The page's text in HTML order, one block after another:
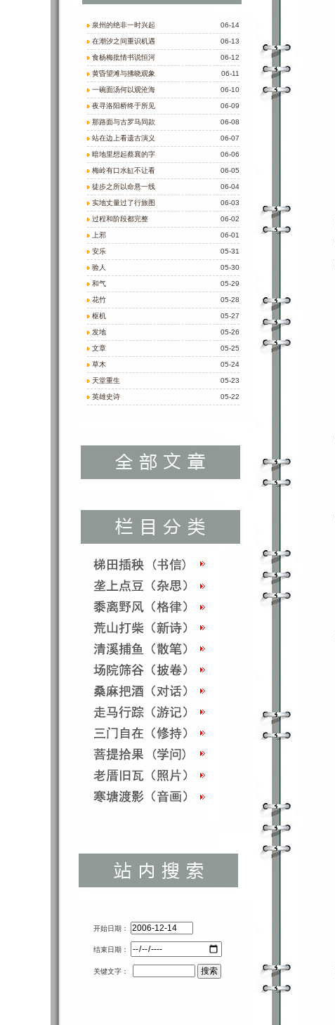
06-14
泉州的绝非一时兴起
06-13
在潮汐之间重识机遇
06-12
食杨梅批情书说恒河
06-11
黄昏望滩与拂晓观象
06-10
一碗面汤何以观沧海
06-09
夜寻洛阳桥终于所见
06-08
那路面与古罗马同款
06-07
站在边上看遗古演义
06-06
暗地里想起蔡襄的字
06-05
梅岭有口水缸不让看
06-04
徒步之所以命悬一线
06-03
实地丈量过了行旅图
06-02
过程和阶段都完整
06-01
上邪
05-31
安乐
05-30
验人
05-29
和气
05-28
花竹
05-27
枢机
05-26
发地
05-25
文章
05-24
草木
05-23
天堂重生
05-22
英雄史诗
开始日期：
结束日期：
关键文字：